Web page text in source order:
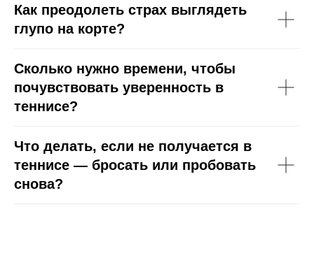
Как преодолеть страх выглядеть
глупо на корте?
Сколько нужно времени, чтобы
почувствовать уверенность в
теннисе?
Что делать, если не получается в
теннисе — бросать или пробовать
снова?
МЫ